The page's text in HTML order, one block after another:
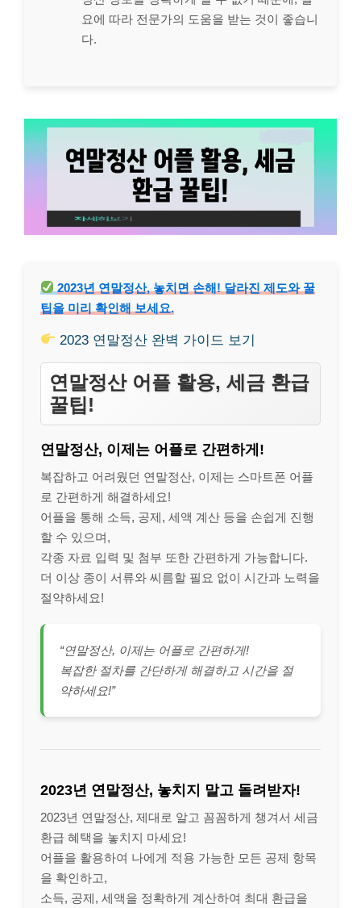
요에 따라 전문가의 도움을 받는 것이 좋습니
다.
2023년 연말정산, 놓치면 손해! 달라진 제도와 꿀
팁을 미리 확인해 보세요.
2023 연말정산 완벽 가이드 보기
연말정산 어플 활용, 세금 환급
꿀팁!
연말정산, 이제는 어플로 간편하게!
복잡하고 어려웠던 연말정산, 이제는 스마트폰 어플
로 간편하게 해결하세요!
어플을 통해 소득, 공제, 세액 계산 등을 손쉽게 진행
할 수 있으며,
각종 자료 입력 및 첨부 또한 간편하게 가능합니다.
더 이상 종이 서류와 씨름할 필요 없이 시간과 노력을
절약하세요!
“연말정산, 이제는 어플로 간편하게!
복잡한 절차를 간단하게 해결하고 시간을 절
약하세요!”
2023년 연말정산, 놓치지 말고 돌려받자!
2023년 연말정산, 제대로 알고 꼼꼼하게 챙겨서 세금
환급 혜택을 놓치지 마세요!
어플을 활용하여 나에게 적용 가능한 모든 공제 항목
을 확인하고,
소득, 공제, 세액을 정확하게 계산하여 최대 환급을